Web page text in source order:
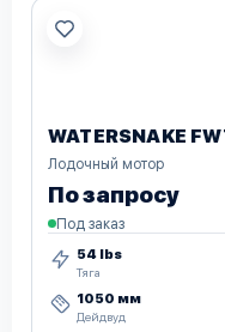
WATERSNAKE
Лодочный мотор
По запросу
Под заказ
54 lbs
Тяга
1050 мм
Дейдвуд